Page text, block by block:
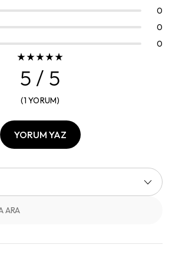
0
0
0
5 / 5
(1 YORUM)
YORUM YAZ